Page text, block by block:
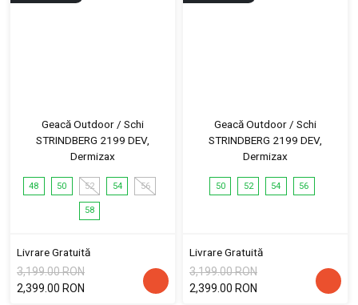
Geacă Outdoor / Schi
STRINDBERG 2199 DEV,
Dermizax
48 50 52 54 56
58
Livrare Gratuită
3,199.00 RON
2,399.00 RON
Geacă Outdoor / Schi
STRINDBERG 2199 DEV,
Dermizax
50 52 54 56
Livrare Gratuită
3,199.00 RON
2,399.00 RON